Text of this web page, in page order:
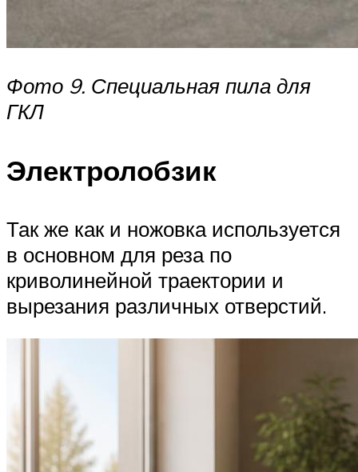
Фото 9. Специальная пила для
ГКЛ
Электролобзик
Так же как и ножовка используется
в основном для реза по
криволинейной траектории и
вырезания различных отверстий.